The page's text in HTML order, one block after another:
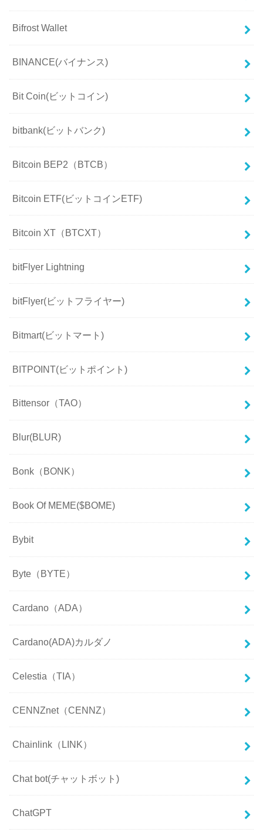
Bifrost Wallet
BINANCE(バイナンス)
Bit Coin(ビットコイン)
bitbank(ビットバンク)
Bitcoin BEP2（BTCB）
Bitcoin ETF(ビットコインETF)
Bitcoin XT（BTCXT）
bitFlyer Lightning
bitFlyer(ビットフライヤー)
Bitmart(ビットマート)
BITPOINT(ビットポイント)
Bittensor（TAO）
Blur(BLUR)
Bonk（BONK）
Book Of MEME($BOME)
Bybit
Byte（BYTE）
Cardano（ADA）
Cardano(ADA)カルダノ
Celestia（TIA）
CENNZnet（CENNZ）
Chainlink（LINK）
Chat bot(チャットボット)
ChatGPT